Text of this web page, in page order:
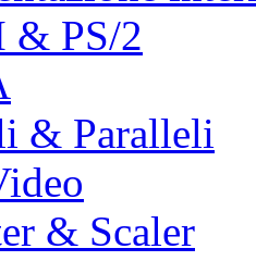
PS/2
& Paralleli
& Scaler